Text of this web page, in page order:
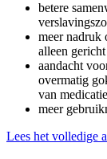
betere
meer nadruk
alleen
aandacht
overmatig
van
meer
Lees het volledige